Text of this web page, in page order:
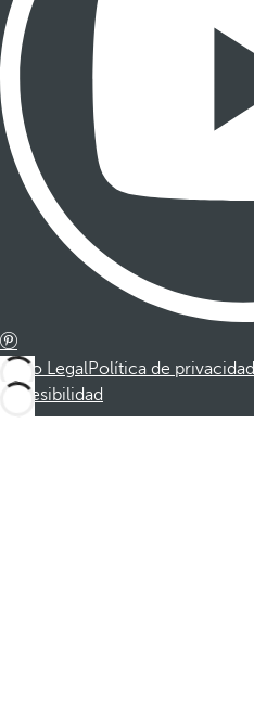
Aviso LegalPolítica de privacidad
Accesibilidad